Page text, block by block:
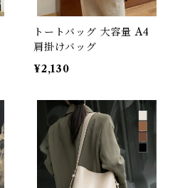
トートバッグ 大容量 A4
肩掛けバッグ
¥2,130